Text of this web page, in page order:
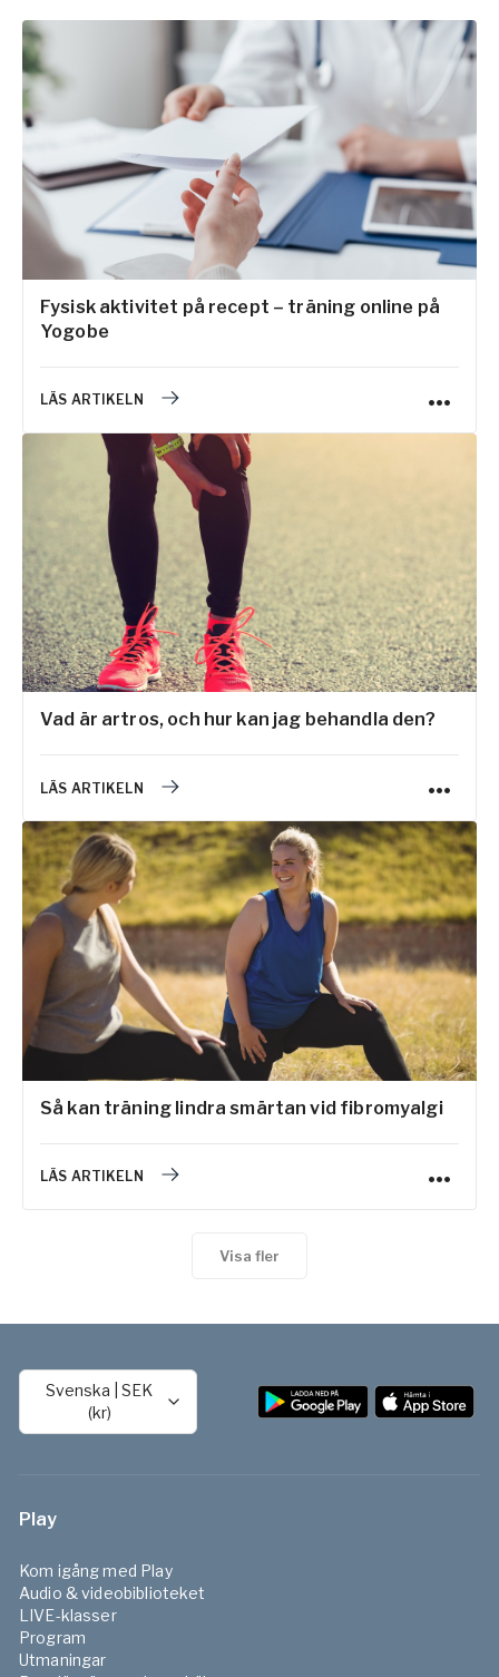
Fysisk aktivitet på recept – träning online på
Yogobe
LÄS ARTIKELN
Vad är artros, och hur kan jag behandla den?
LÄS ARTIKELN
Så kan träning lindra smärtan vid fibromyalgi
LÄS ARTIKELN
Visa fler
Svenska |SEK
(kr)
Play
Kom igång med Play
Audio & videobiblioteket
LIVE-klasser
Program
Utmaningar